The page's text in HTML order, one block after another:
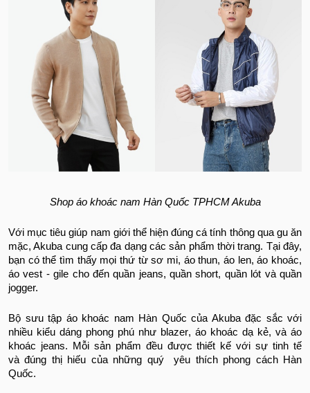
Shop áo khoác nam Hàn Quốc TPHCM Akuba
Với mục tiêu giúp nam giới thể hiện đúng cá tính thông qua gu ăn
mặc, Akuba cung cấp đa dạng các sản phẩm thời trang. Tại đây,
bạn có thể tìm thấy mọi thứ từ sơ mi, áo thun, áo len, áo khoác,
áo vest - gile cho đến quần jeans, quần short, quần lót và quần
jogger.
Bộ sưu tập áo khoác nam Hàn Quốc của Akuba đặc sắc với
nhiều kiểu dáng phong phú như blazer, áo khoác dạ kẻ, và áo
khoác jeans. Mỗi sản phẩm đều được thiết kế với sự tinh tế
và đúng thị hiếu của những quý yêu thích phong cách Hàn
Quốc.